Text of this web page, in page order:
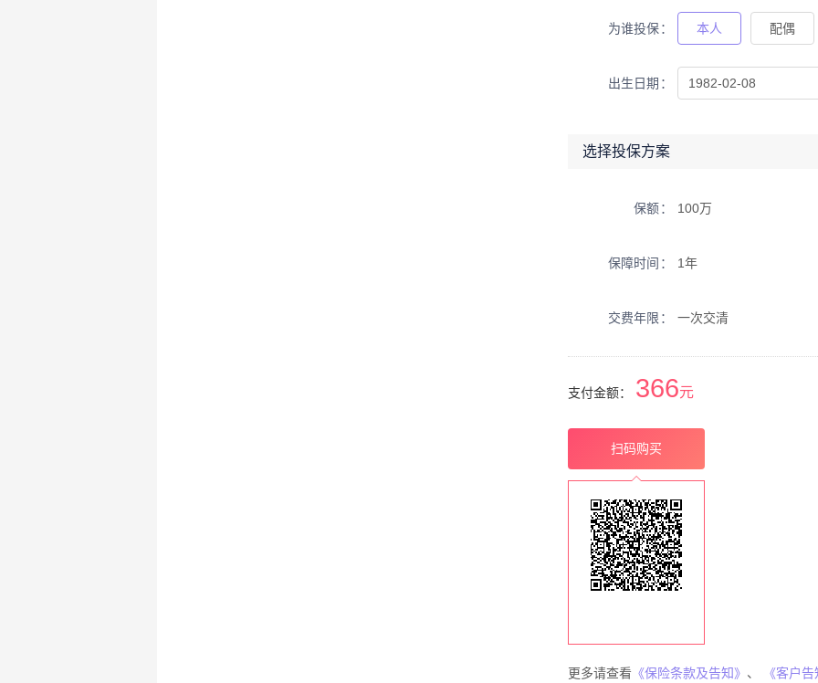
为谁投保 本人 配偶
出生日期
选择投保方案
保额 100万
保障时间 1年
交费年限 一次交清
支付金额： 366元
扫码购买
更多请查看 《保险条款及告知》 、 《客户告